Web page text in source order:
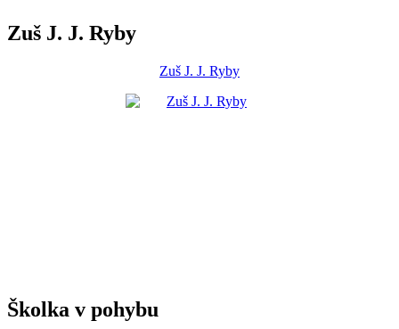
Zuš J. J. Ryby
Zuš J. J. Ryby
Školka v pohybu